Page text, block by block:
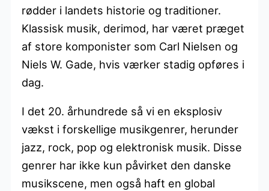
rødder i landets historie og traditioner.
Klassisk musik, derimod, har været præget
af store komponister som Carl Nielsen og
Niels W. Gade, hvis værker stadig opføres i
dag.
I det 20. århundrede så vi en eksplosiv
vækst i forskellige musikgenrer, herunder
jazz, rock, pop og elektronisk musik. Disse
genrer har ikke kun påvirket den danske
musikscene, men også haft en global